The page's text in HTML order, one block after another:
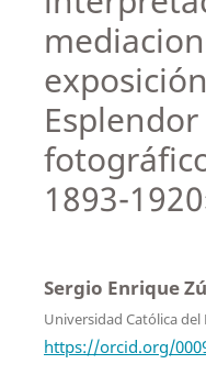
1893-
Sergio Enrique
Universidad Católica del
https://orcid.org/